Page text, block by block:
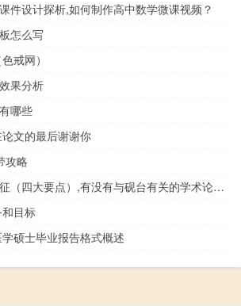
件设计探析,如何制作高中数学微课视频？
怎么写
戒网）
果分析
哪些
文的最后谢谢你
攻略
学术论文的基本特征（四大要点）,有没有与砚台有关的学术论文、古诗和文言文...
目标
硕士毕业报告格式概述